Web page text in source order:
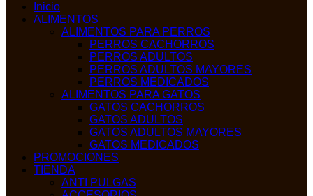
Inicio
ALIMENTOS
ALIMENTOS PARA PERROS
PERROS CACHORROS
PERROS ADULTOS
PERROS ADULTOS MAYORES
PERROS MEDICADOS
ALIMENTOS PARA GATOS
GATOS CACHORROS
GATOS ADULTOS
GATOS ADULTOS MAYORES
GATOS MEDICADOS
PROMOCIONES
TIENDA
ANTI PULGAS